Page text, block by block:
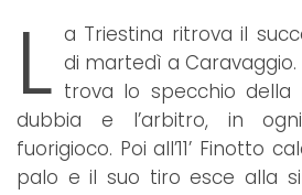
L a Triestina ritrova il
di martedì a Caravaggio.
trova lo specchio della
dubbia e l’arbitro, in
fuorigioco. Poi all’11’ Finotto
palo e il suo tiro esce alla